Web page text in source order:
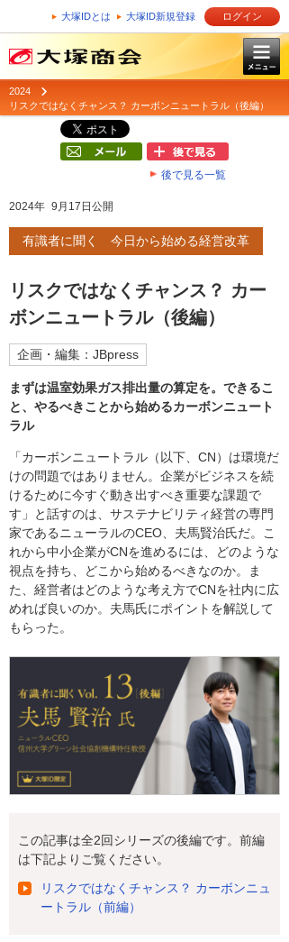
大塚IDとは 大塚ID新規登録 ログイン
2024
リスクではなくチャンス？ カーボンニュートラル（後編）
後で見る一覧
2024年 9月17日公開
有識者に聞く 今日から始める経営改革
リスクではなくチャンス？ カー
ボンニュートラル（後編）
企画・編集：JBpress
まずは温室効果ガス排出量の算定を。できるこ
と、やるべきことから始めるカーボンニュート
ラル
「カーボンニュートラル（以下、CN）は環境だ
けの問題ではありません。企業がビジネスを続
けるために今すぐ動き出すべき重要な課題で
す」と話すのは、サステナビリティ経営の専門
家であるニューラルのCEO、夫馬賢治氏だ。こ
れから中小企業がCNを進めるには、どのような
視点を持ち、どこから始めるべきなのか。ま
た、経営者はどのような考え方でCNを社内に広
めれば良いのか。夫馬氏にポイントを解説して
もらった。
この記事は全2回シリーズの後編です。前編
は下記よりご覧ください。
リスクではなくチャンス？ カーボンニュ
ートラル（前編）